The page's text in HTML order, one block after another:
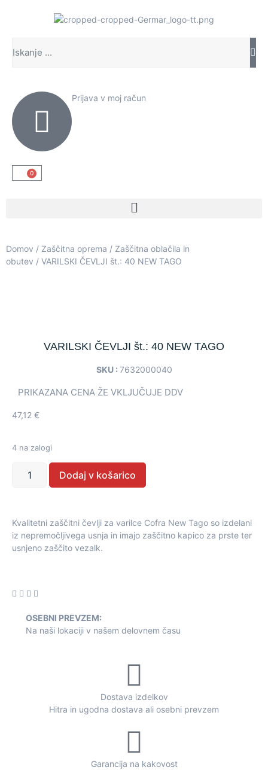
Prijava v moj račun
0
Domov / Zaščitna oprema / Zaščitna oblačila in
obutev / VARILSKI ČEVLJI št.: 40 NEW TAGO
VARILSKI ČEVLJI št.: 40 NEW TAGO
SKU : 7632000040
PRIKAZANA CENA ŽE VKLJUČUJE DDV
47,12 €
4 na zalogi
Dodaj v košarico
Kvalitetni zaščitni čevlji za varilce Cofra New Tago so izdelani
iz nepremočljivega usnja in imajo zaščitno kapico za prste ter
usnjeno zaščito vezalk.
OSEBNI PREVZEM:
Na naši lokaciji v našem delovnem času
Dostava izdelkov
Hitra in ugodna dostava ali osebni prevzem
Garancija na kakovost